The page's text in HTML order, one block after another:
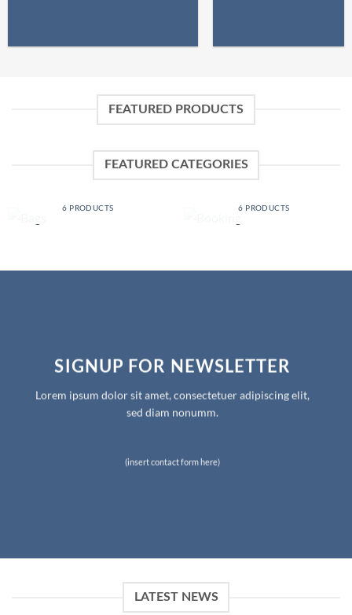
FEATURED PRODUCTS
FEATURED CATEGORIES
6 PRODUCTS 6 PRODUCTS
SIGNUP FOR NEWSLETTER
Lorem ipsum dolor sit amet, consectetuer adipiscing elit,
sed diam nonumm.
(insert contact form here)
LATEST NEWS